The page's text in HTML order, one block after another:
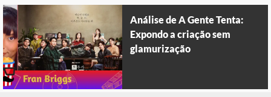
Análise de A Gente Tenta:
Expondo a criação sem
glamurização